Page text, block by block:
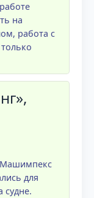
на
работа с
Машимпекс
для
судне.